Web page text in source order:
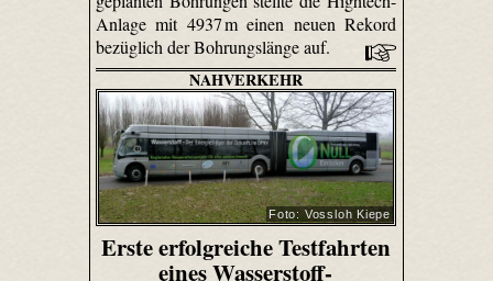
Anlage mit 4937 m einen neuen Rekord
bezüglich der Bohrungslänge auf.
NAHVERKEHR
Foto: Vossloh Kiepe
Erste erfolgreiche Testfahrten
eines Wasserstoff-